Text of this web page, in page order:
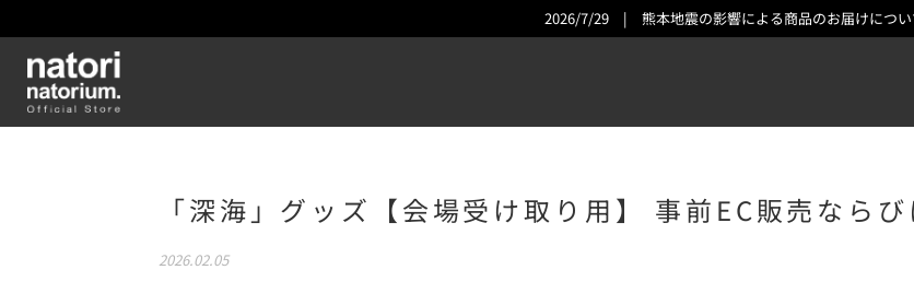
2026/7/29 | 熊本地震の影響による商品のお届けにつ
「深海」グッズ【会場受け取り用】 事前EC販売なら
2026.02.05